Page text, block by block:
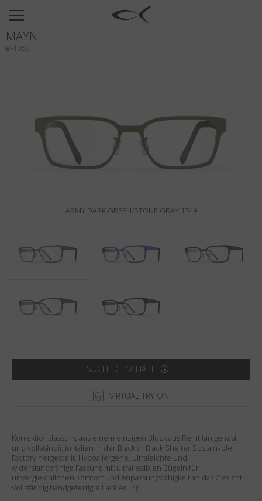
SUN
OPTICAL
NEWSROOM
ARMY DARK GREEN/STONE GRAY 1749
SUCHE GESCHÄFT
VIRTUAL TRY ON
Korrektionsfassung aus einem einzigen Block aus Reintitan gefräst
und vollständig in Italien in der Blackfin Black Shelter Sustainable
Factory hergestellt. Hypoallergene, ultraleichte und
widerstandsfähige Fassung mit ultraflexiblen Bügeln für
unvergleichlichen Komfort und Anpassungsfähigkeit an das Gesicht.
Vollständig handgefertigte Lackierung.
MAYNE
BF1059